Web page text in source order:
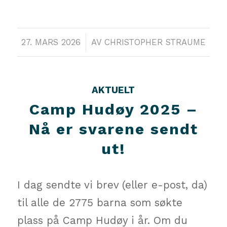
27. MARS 2026
/ AV CHRISTOPHER STRAUME
AKTUELT
Camp Hudøy 2025 –
Nå er svarene sendt
ut!
I dag sendte vi brev (eller e-post, da)
til alle de 2775 barna som søkte
plass på Camp Hudøy i år. Om du